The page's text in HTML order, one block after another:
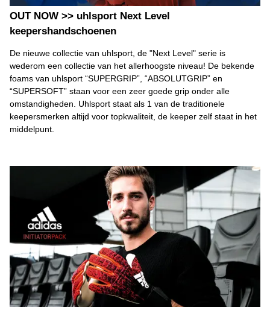
OUT NOW >> uhlsport Next Level
keepershandschoenen
De nieuwe collectie van uhlsport, de "Next Level" serie is
wederom een collectie van het allerhoogste niveau! De bekende
foams van uhlsport “SUPERGRIP”, “ABSOLUTGRIP” en
“SUPERSOFT” staan voor een zeer goede grip onder alle
omstandigheden. Uhlsport staat als 1 van de traditionele
keepersmerken altijd voor topkwaliteit, de keeper zelf staat in het
middelpunt.